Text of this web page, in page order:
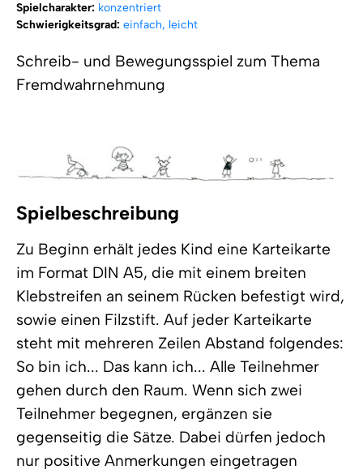
Spielcharakter: konzentriert
Schwierigkeitsgrad: einfach, leicht
Schreib- und Bewegungsspiel zum Thema
Fremdwahrnehmung
Spielbeschreibung
Zu Beginn erhält jedes Kind eine Karteikarte
im Format DIN A5, die mit einem breiten
Klebstreifen an seinem Rücken befestigt wird,
sowie einen Filzstift. Auf jeder Karteikarte
steht mit mehreren Zeilen Abstand folgendes:
So bin ich... Das kann ich... Alle Teilnehmer
gehen durch den Raum. Wenn sich zwei
Teilnehmer begegnen, ergänzen sie
gegenseitig die Sätze. Dabei dürfen jedoch
nur positive Anmerkungen eingetragen